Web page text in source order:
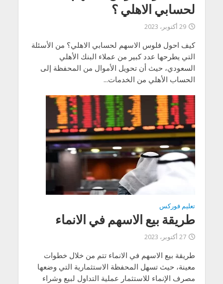
لحسابي الاهلي ؟
29 أكتوبر، 2023
كيف احول فلوس الاسهم لحسابي الاهلي؟ من الأسئلة
التي يطرحها عدد كبير من عملاء البنك الأهلي
السعودي، حيث أن تحويل الأموال من المحفظة إلى
الحساب الأهلي من الخدمات...
تعليم فوركس
طريقة بيع الاسهم في الانماء
27 أكتوبر، 2023
طريقة بيع الاسهم في الانماء تتم من خلال خطوات
معينة، حيث تسهل المحفظة الاستثمارية التي وضعها
مصرف الإنماء للاستثمار عملية التداول لبيع وشراء